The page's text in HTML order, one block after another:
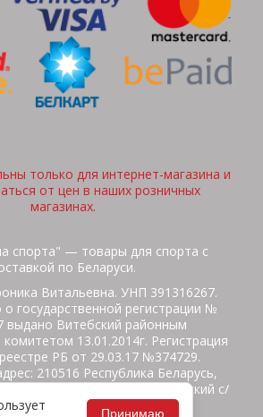
только для интернет-магазина и
от цен в наших розничных
магазинах.
спорта" — товары для спорта с
по Беларуси.
Витальевна. УНП 391316267.
о государственной регистрации №
выдано Витебский районным
13.01.2014г. Регистрация
РБ от 29.03.17 №374729.
210516 Республика Беларусь,
Витебский район, Бабиничский с/
ул.Школьная
Принимаю